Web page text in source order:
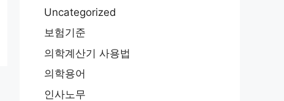
Uncategorized
보험기준
의학계산기 사용법
의학용어
인사노무